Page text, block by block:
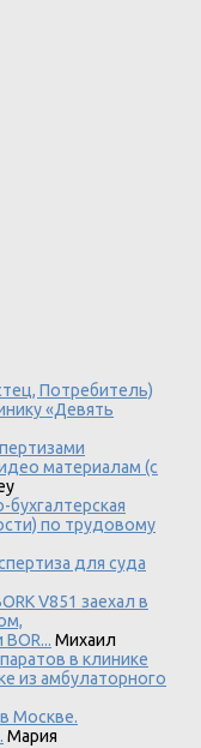
Потребитель)
«Девять
материалам (с
по трудовому
для суда
V851 заехал в
Михаил
в клинике
из амбулаторного
Москве.
Мария